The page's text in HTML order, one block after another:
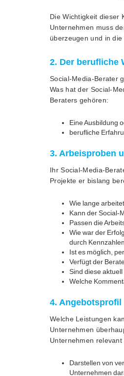
Die Wichtigkeit dieser
Unternehmen muss
überzeugen und in
2. Der berufliche
Social-Media-Berater
Was hat der Social-
Beraters gehören:
Eine Ausbildung
berufliche
3. Arbeisproben
Ihr Social-Media-
Projekte er bislang
Wie lange
Kann der Social-
Passen die
Wie war der
durch
Ist es möglich,
Verfügt der
Sind diese
Welche
4. Angebotsprofil
Welche Leistungen
Unternehmen
Unternehmen
Darstellen von
Unternehmen